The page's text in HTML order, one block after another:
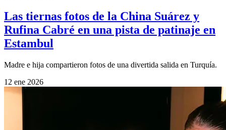
Las tiernas fotos de la China Suárez y
Rufina Cabré en una pista de patinaje en
Estambul
Madre e hija compartieron fotos de una divertida salida en Turquía.
12 ene 2026